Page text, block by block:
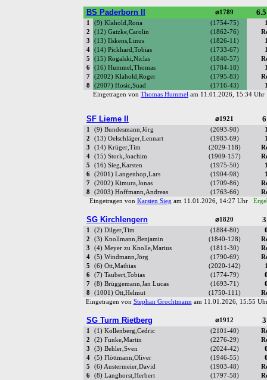
BS Paderborn II ⌀1789
1 (9) Klahold,Rona (1754-75)
2
(12) Gatzke,Carolin (1862-76)
3
(13) Ilskens,Linus (1826-11)
4
(14) Pickhard,Tobias (1733-67)
5
(15) Rogalski,Niclas (1840-57)
6
(16) Hummel,Thomas (1784-18)
7
(2002) Klahold,Roger (1795-83)
8
(2007) Hosic,Suad (1716-43)
Eingetragen von Thomas Hummel am 11.01.2026, 15:34
SF Lieme II ⌀1921
1 (9) Bundesmann,Jörg (2093-98)
2
(13) Oelschläger,Lennart (1983-69)
3
(14) Krüger,Tim (2029-118)
4
(15) Stork,Joachim (1909-157)
5
(16) Sieg,Karsten (1975-50)
6
(2001) Langenhop,Lars (1904-98)
7
(2002) Kimura,Jonas (1709-86)
8
(2003) Hoffmann,Andreas (1763-66)
Eingetragen von Karsten Sieg am 11.01.2026, 14:27 Uhr
SG Kirchlengern ⌀1820
1 (2) Dilger,Tim (1884-80)
2
(3) Knollmann,Benjamin (1840-128)
3
(4) Meyer zu Knolle,Marius (1811-30)
4
(5) Windmann,Jörg (1790-69)
5
(6) Ott,Mathias (2020-142)
6
(7) Taubert,Tobias (1774-79)
7
(8) Brüggemann,Jan Lucas (1693-71)
8
(1001) Ott,Helmut (1750-111)
Eingetragen von Stephan Grochtmannam 11.01.2026, 15:55
SG Turm Rietberg ⌀1912
1 (1) Kollenberg,Cedric (2101-40)
2
(2) Funke,Martin (2276-29)
3
(3) Behler,Sven (2024-42)
4
(5) Flöttmann,Oliver (1946-55)
5
(6) Austermeier,David (1903-48)
6
(8) Langhorst,Herbert (1797-58)